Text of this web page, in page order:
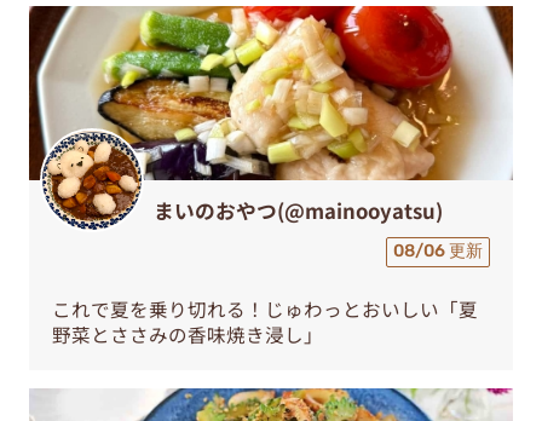
まいのおやつ(@mainooyatsu)
08/06 更新
これで夏を乗り切れる！じゅわっとおいしい「夏
野菜とささみの香味焼き浸し」